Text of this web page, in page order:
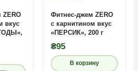
вкус
Фитнес-джем ZERO
с карнитином вкус
«ПЕРСИК», 200 г
₴95
В корзину